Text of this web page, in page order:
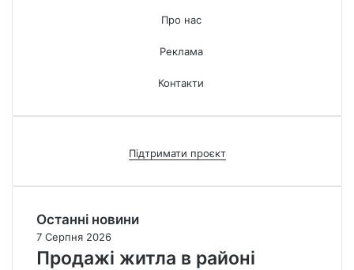
Про нас
Реклама
Контакти
Підтримати проєкт
Останні новини
7 Серпня 2026
Продажі житла в районі